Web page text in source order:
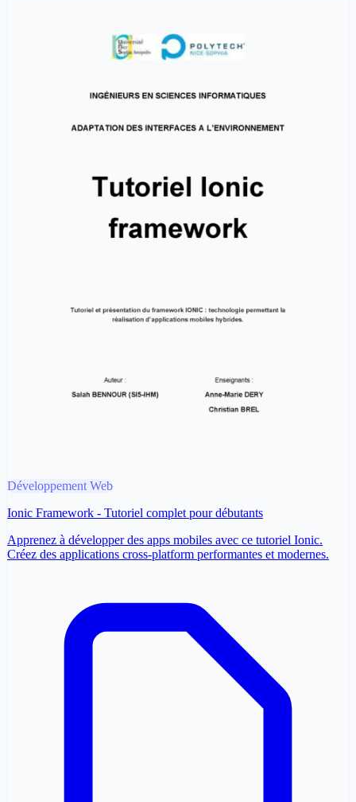
Développement Web
Ionic Framework - Tutoriel complet pour débutants
Apprenez à développer des apps mobiles avec ce tutoriel Ionic.
Créez des applications cross-platform performantes et modernes.